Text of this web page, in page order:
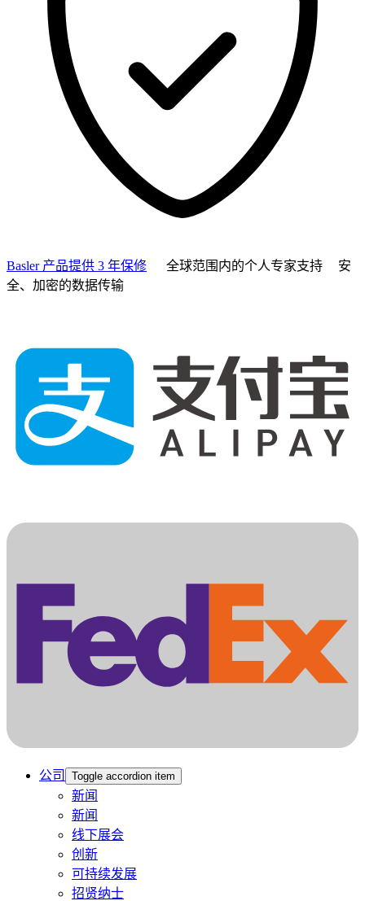
Basler 产品提供 3 年保修 全球范围内的个人专家支持
安
全、加密的数据传输
公司 Toggle accordion item
新闻
新闻
线下展会
创新
可持续发展
招贤纳士